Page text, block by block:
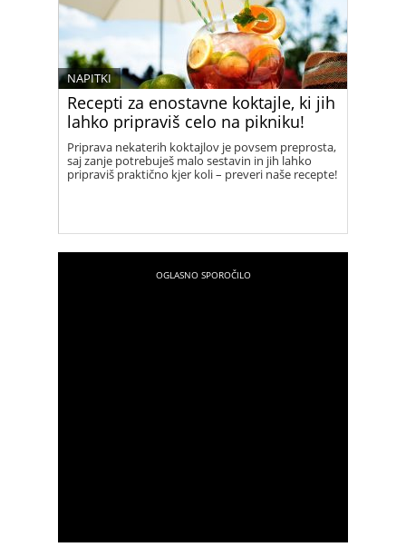
Recepti za enostavne koktajle, ki jih
lahko pripraviš celo na pikniku!
NAPITKI
Priprava nekaterih koktajlov je povsem preprosta,
saj zanje potrebuješ malo sestavin in jih lahko
pripraviš praktično kjer koli – preveri naše recepte!